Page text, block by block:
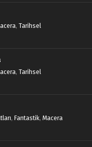
, Tarihsel
, Tarihsel
, Fantastik, Macera